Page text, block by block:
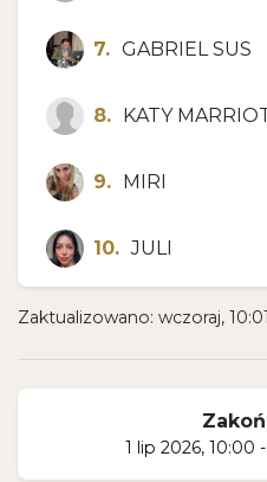
7. GABRIEL SUS
8. KATY
9. MIRI
10.JULI
Zaktualizowano: wczoraj, 10:01
1 lip 2026, 10:00